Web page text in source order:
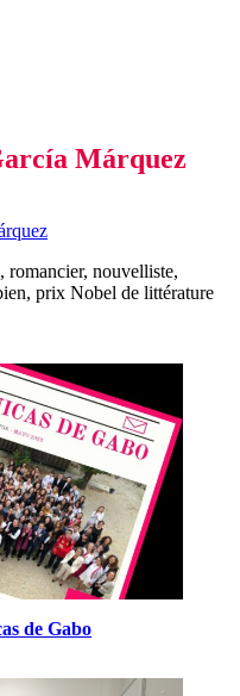
Márquez
, romancier, nouvelliste,
prix Nobel de littérature
de Gabo